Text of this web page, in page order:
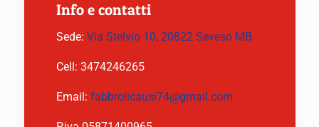
Info e contatti
Sede: Via Stelvio 10, 20822 Seveso MB
Cell: 3474246265
Email: fabbrolicausi74@gmail.com